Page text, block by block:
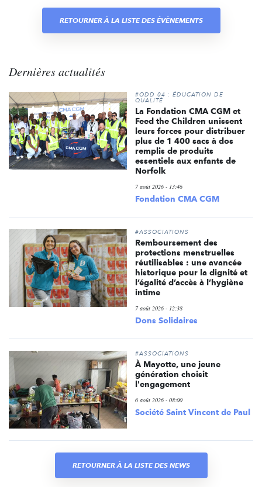
RETOURNER À LA LISTE DES ÉVÈNEMENTS
Dernières actualités
#ODD 04 : ÉDUCATION DE
QUALITÉ
La Fondation CMA CGM et
Feed the Children unissent
leurs forces pour distribuer
plus de 1 400 sacs à dos
remplis de produits
essentiels aux enfants de
Norfolk
7 août 2026 - 13:46
Fondation CMA CGM
#ASSOCIATIONS
Remboursement des
protections menstruelles
réutilisables : une avancée
historique pour la dignité et
l’égalité d’accès à l’hygiène
intime
7 août 2026 - 12:38
Dons Solidaires
#ASSOCIATIONS
À Mayotte, une jeune
génération choisit
l'engagement
6 août 2026 - 08:00
Société Saint Vincent de Paul
RETOURNER À LA LISTE DES NEWS